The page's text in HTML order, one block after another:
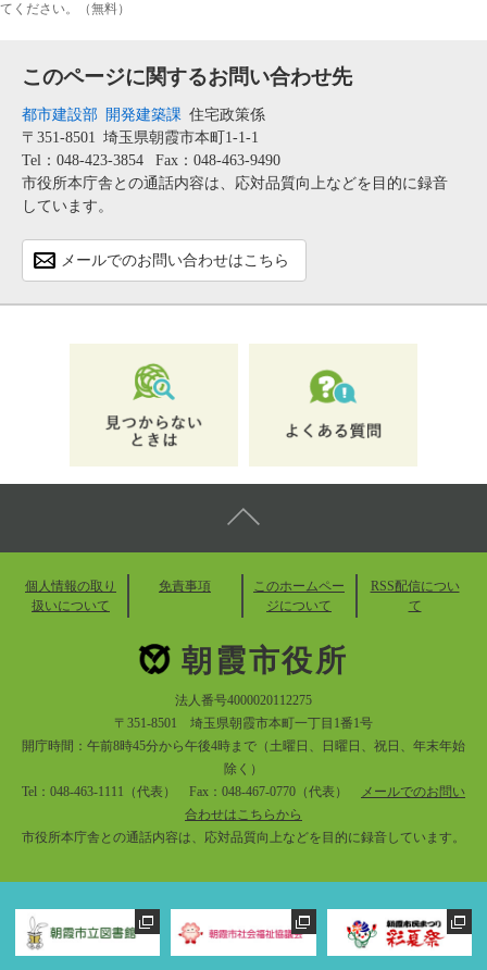
てください。（無料）
このページに関するお問い合わせ先
都市建設部 開発建築課 住宅政策係
〒351-8501 埼玉県朝霞市本町1-1-1
Tel：048-423-3854
Fax：048-463-9490
市役所本庁舎との通話内容は、応対品質向上などを目的に録音
しています。
メールでのお問い合わせはこちら
個人情報の取り
扱いについて
免責事項
このホームペー
ジについて
RSS配信につい
て
朝霞市役所
法人番号4000020112275
〒351-8501 埼玉県朝霞市本町一丁目1番1号
開庁時間：午前8時45分から午後4時まで（土曜日、日曜日、祝日、年末年始
除く）
Tel：048-463-1111（代表） Fax：048-467-0770（代表）
メールでのお問い
合わせはこちらから
市役所本庁舎との通話内容は、応対品質向上などを目的に録音しています。